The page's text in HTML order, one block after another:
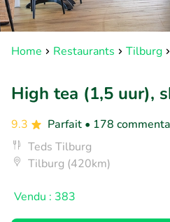
Home Restaurants Tilburg
High tea (1,5 uur),
9.3 Parfait • 178
Teds Tilburg
Tilburg (420km)
Vendu : 383